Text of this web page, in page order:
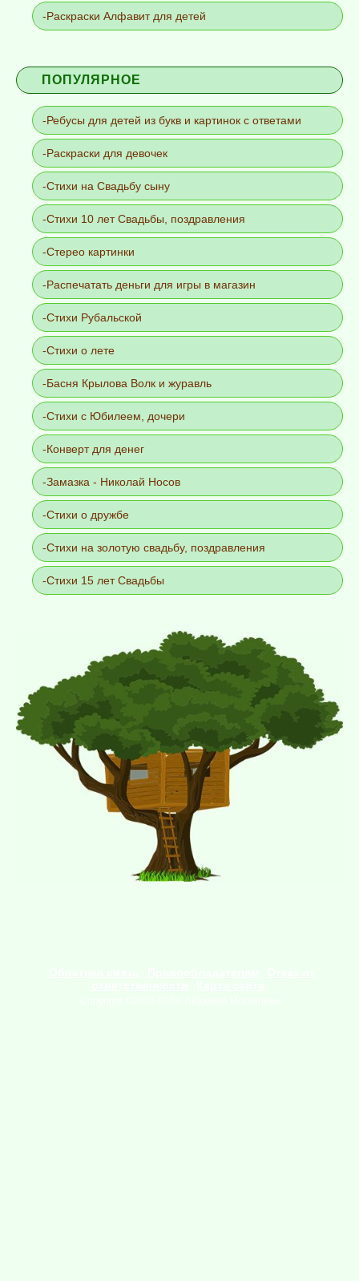
Раскраски Алфавит для детей
ПОПУЛЯРНОЕ
Ребусы для детей из букв и картинок с ответами
Раскраски для девочек
Стихи на Свадьбу сыну
Стихи 10 лет Свадьбы, поздравления
Стерео картинки
Распечатать деньги для игры в магазин
Стихи Рубальской
Стихи о лете
Басня Крылова Волк и журавль
Стихи с Юбилеем, дочери
Конверт для денег
Замазка - Николай Носов
Стихи о дружбе
Стихи на золотую свадьбу, поздравления
Стихи 15 лет Свадьбы